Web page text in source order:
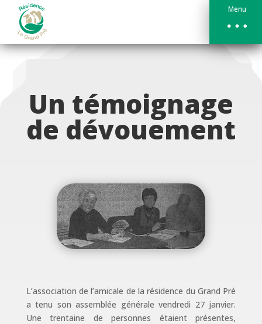
Menu
Un témoignage
de dévouement
L’association de l’amicale de la résidence du Grand Pré
a tenu son assemblée générale vendredi 27 janvier.
Une trentaine de personnes étaient présentes,